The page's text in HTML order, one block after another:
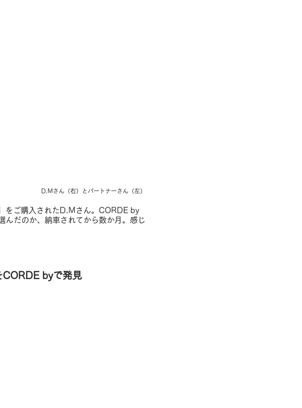
D.Mさん（右）とパートナーさん（左）
をご購入されたD.Mさん。CORDE by
んだのか、納車されてから数か月。感じ
CORDE byで発見